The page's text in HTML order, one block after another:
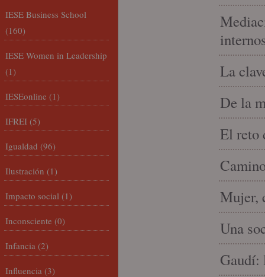
La
De la
El reto
Mujer,
Una
Gaudí:
IESE Business School
(160)
IESE Women in Leadership
(1)
IESEonline (1)
IFREI (5)
Igualdad (96)
Ilustración (1)
Impacto social (1)
Inconsciente (0)
Infancia (2)
Influencia (3)